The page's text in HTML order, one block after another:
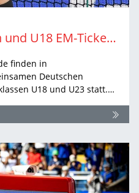
Kampf um Medaillen und U18 EM-Tickets in Mönchengladbach
finden in
Deutschen
U18 und U23 statt.…